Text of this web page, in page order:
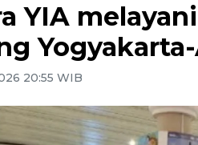
YIA
20:55 WIB